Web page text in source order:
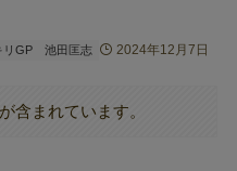
リGP 池田匡志 2024年12月7日
含まれています。